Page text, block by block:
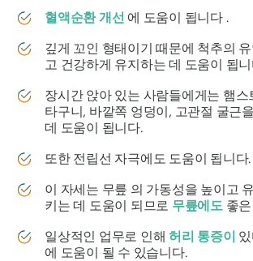
혈액순환 개선 에 도움이 됩니다 .
깊게 꼬인 형태이기 때문에 척추의
고 건강하게 유지하는 데 도움이 됩
장시간 앉아 있는 사람들에게는 햄스
타구니, 바깥쪽 엉덩이, 고관절 굴근
데 도움이 됩니다.
또한 전립선 자극에도 도움이 됩니다.
이 자세는 무릎 의 가동성을 높이고
키는 데 도움이 되므로 무릎에도 좋
일상적인 업무로 인해허리 통증이
에 도움이 될 수 있습니다.